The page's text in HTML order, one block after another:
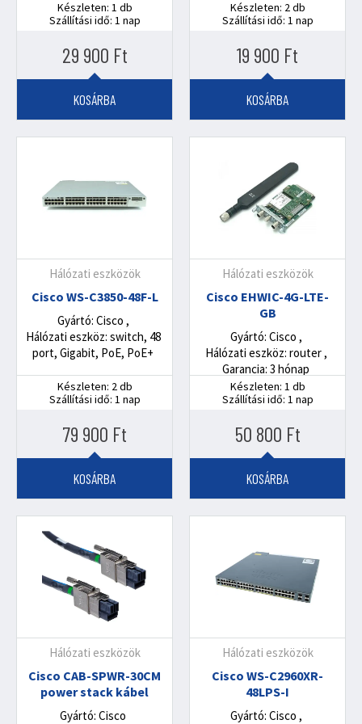
Ezáltal egyszerűbbé válik a hálózati eszközök
és csökkentve a kábelezési költségeket. A Cisco POE
switchek kiváló minőséget és teljesítményt nyújtanak,
amelyekre megbízhatóan támaszkodhatsz.
Azonban a Cisco switchek sokkal többet nyújtanak,
mint csak POE lehetőségeket. A használt Cisco
switchek gazdaságos és fenntartható alternatívát
kínálnak a vállalkozások számára, akik szeretnének
megtakarítani a hálózati infrastruktúrájuk kiépítésével
járó költségeken. A használt Cisco switchek teljes
mértékben átvizsgáltak és karbantartottak, hogy
biztosítsák a megbízható működést és a magas
szintű teljesítményt. Így lehetővé teszik számodra,
hogy a legjobb minőségű hálózati kapcsolatokat
biztosítsd a költségvetésedet túllépve.
A Cisco switchek erőteljes vezeték nélküli és hálózati
megoldásokkal rendelkeznek, amelyek a modern
skálázhatóságuk lehetővé teszi a hálózatok egyszerű
bővítését és a jövőbeni igényekhez való
alkalmazkodást. A könnyen kezelhető felhasználói
felületük segítségével gyorsan konfigurálhatod a
hálózati beállításokat, és az automatizált funkciók
lehetővé teszik a hatékonyabb működést.
Ne korlátozd magad a hagyományos hálózati
megoldásokkal, hanem lépj előre a Cisco switchekkel!
Legyen szó POE rendszerekről vagy használt
eszközökről, a Cisco a megbízható és innovatív
hálózati technológia vezetője. Fedezd fel a Cisco
switchek világát, és lépj a modern hálózati
kapcsolatok jövőbe!
Készleten: 1 db
Szállítási idő: 1 nap
29 900 Ft
KOSÁRBA
Készleten: 2 db
Szállítási idő: 1 nap
19 900 Ft
KOSÁRBA
Hálózati eszközök
Cisco WS-C3850-48F-L
Gyártó: Cisco
Hálózati eszköz: switch, 48
port, Gigabit, PoE, PoE+
Készleten: 2 db
Szállítási idő: 1 nap
79 900 Ft
KOSÁRBA
Hálózati eszközök
Cisco EHWIC-4G-LTE-
GB
Gyártó: Cisco
Hálózati eszköz: router
Garancia: 3 hónap
Készleten: 1 db
Szállítási idő: 1 nap
50 800 Ft
KOSÁRBA
Hálózati eszközök
Cisco CAB-SPWR-30CM
power stack kábel
Gyártó: Cisco
Hálózati eszközök
Cisco WS-C2960XR-
48LPS-I
Gyártó: Cisco